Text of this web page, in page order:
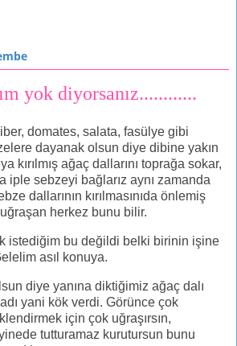
yok diyorsanız............
domates, salata, fasülye gibi
dayanak olsun diye dibine yakın
kırılmış ağaç dallarını toprağa sokar,
iple sebzeyi bağlarız aynı zamanda
dallarının kırılmasınıda önlemiş
herkez bunu bilir.
istediğim bu değildi belki birinin işine
asıl konuya.
diye yanına diktiğimiz ağaç dalı
yani kök verdi. Görünce çok
için çok uğraşırsın,
tutturamaz kurutursun bunu